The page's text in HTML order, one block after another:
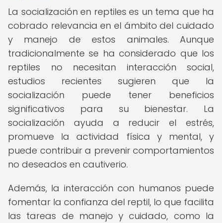
La socialización en reptiles es un tema que ha
cobrado relevancia en el ámbito del cuidado
y manejo de estos animales. Aunque
tradicionalmente se ha considerado que los
reptiles no necesitan interacción social,
estudios recientes sugieren que la
socialización puede tener beneficios
significativos para su bienestar. La
socialización ayuda a reducir el estrés,
promueve la actividad física y mental, y
puede contribuir a prevenir comportamientos
no deseados en cautiverio.
Además, la interacción con humanos puede
fomentar la confianza del reptil, lo que facilita
las tareas de manejo y cuidado, como la